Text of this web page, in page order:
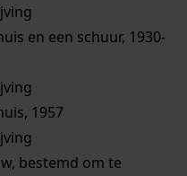
en een schuur, 1930-
1957
bestemd om te